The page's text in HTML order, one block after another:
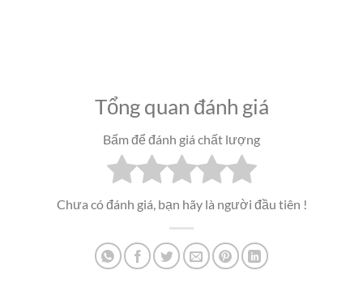
Tổng quan đánh giá
Bấm để đánh giá chất lượng
Chưa có đánh giá, bạn hãy là người đầu tiên !